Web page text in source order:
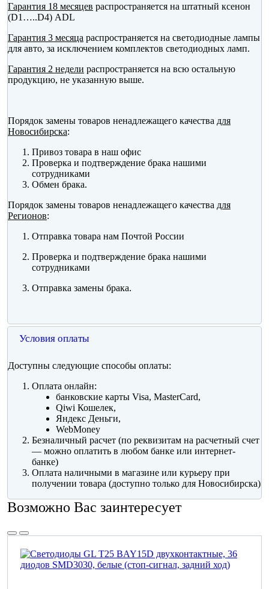
Гарантия 18 месяцев распространяется на штатный ксенон
(D1…..D4) ADL
Гарантия 3 месяца распространяется на светодиодные лампы
для авто, за исключением комплектов светодиодных ламп.
Гарантия 2 недели распространяется на всю остальную
продукцию, не указанную выше.
Порядок замены товаров ненадлежащего качества для
Новосибирска:
Привоз товара в наш офис
Проверка и подтверждение брака нашими
сотрудниками
Обмен брака.
Порядок замены товаров ненадлежащего качества для
Регионов:
Отправка товара нам Почтой России
Проверка и подтверждение брака нашими
сотрудниками
Отправка замены брака.
Условия оплаты
Доступны следующие способы оплаты:
Оплата онлайн:
банковские карты Visa, MasterCard,
Qiwi Кошелек,
Яндекс Деньги,
WebMoney
Безналичный расчет (по реквизитам на расчетный счет
— можно оплатить в любом банке или интернет-
банке)
Оплата наличными в магазине или курьеру при
получении товара (доступно только для Новосибирска)
Возможно Вас заинтересует